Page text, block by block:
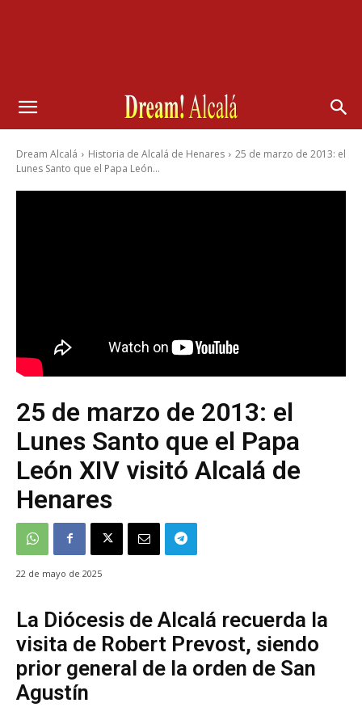
Dream Alcalá Historia de Alcalá de Henares
25 de marzo de 2013: el
Lunes Santo que el Papa León...
25 de marzo de 2013: el
Lunes Santo que el Papa
León XIV visitó Alcalá de
Henares
22 de mayo de 2025
La Diócesis de Alcalá recuerda la
visita de Robert Prevost, siendo
prior general de la orden de San
Agustín